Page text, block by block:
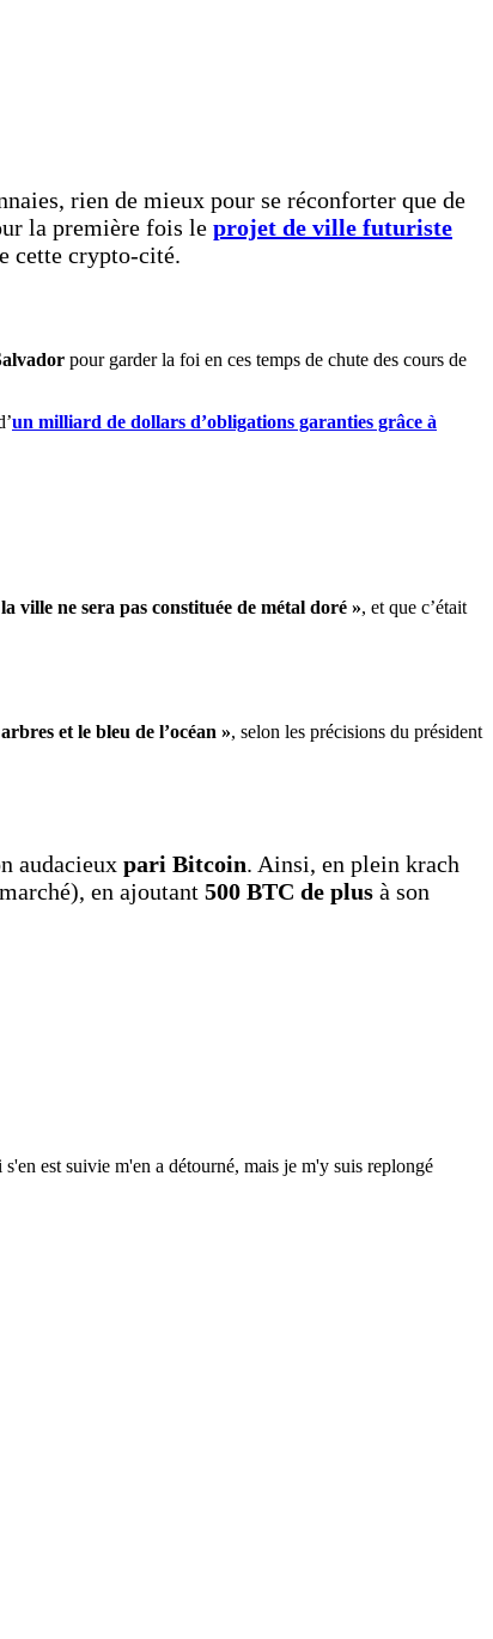
rien de mieux pour se réconforter que de
la première fois le projet de ville futuriste
cette crypto-cité.
pour garder la foi en ces temps de chute des cours de
un milliard de dollars d’obligations garanties grâce à
ville ne sera pas constituée de métal doré », et que c’était
et le bleu de l’océan », selon les précisions du président
audacieux pari Bitcoin. Ainsi, en plein krach
en ajoutant 500 BTC de plus à son
est suivie m'en a détourné, mais je m'y suis replongé